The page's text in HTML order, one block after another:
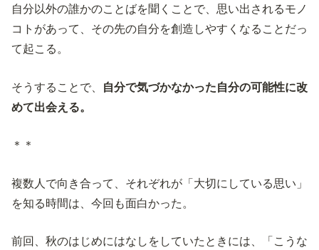
自分以外の誰かのことばを聞くことで、思い出されるモノ
コトがあって、その先の自分を創造しやすくなることだっ
て起こる。
そうすることで、
自分で気づかなかった自分の可能性に改
めて出会える。
＊＊
複数人で向き合って、それぞれが「大切にしている思い」
を知る時間は、今回も面白かった。
前回、秋のはじめにはなしをしていたときには、「こうな